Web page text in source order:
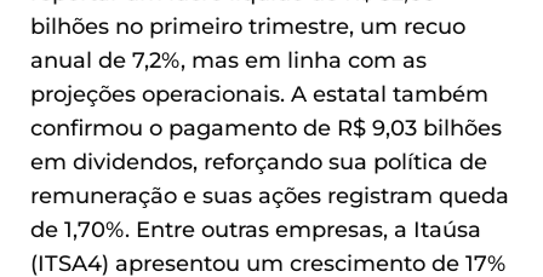
bilhões no primeiro trimestre, um recuo
anual de 7,2%, mas em linha com as
projeções operacionais. A estatal também
confirmou o pagamento de R$ 9,03 bilhões
em dividendos, reforçando sua política de
remuneração e suas ações registram queda
de 1,70%. Entre outras empresas, a Itaúsa
(ITSA4) apresentou um crescimento de 17%